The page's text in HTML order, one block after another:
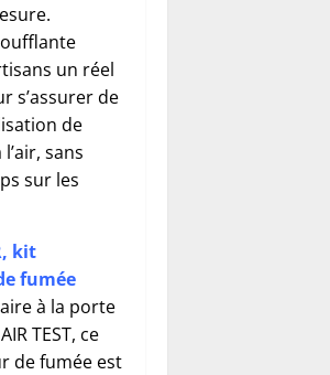
un réel
s’assurer de
de
sans
sur les
kit
fumée
à la porte
TEST, ce
de fumée est